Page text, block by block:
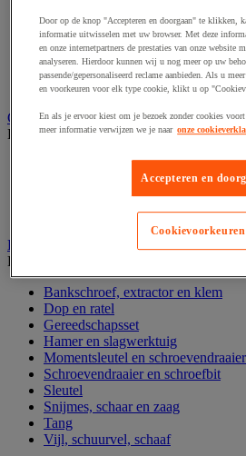
Batterij, oplader en kabel
Elektrische kabel
Elektrische uitrusting
Verlengsnoer, stekkerdoos en
Wandcontactdoos en schakelaar
Gereedschap opbergen
Bekijk de hele productgroep
Assortimentsdoos en
Gereedschapskist en opbergtas
Gereedschapskoffer en versterkte
Verrijdbare werktafel
Handgereedschap
Bekijk de hele productgroep
Bankschroef, extractor en klem
Dop en ratel
Gereedschapsset
Hamer en slagwerktuig
Momentsleutel en schroevendraaier
Schroevendraaier en schroefbit
Sleutel
Snijmes, schaar en zaag
Tang
Vijl, schuurvel, schaaf
Door op de knop "Accepteren en doorgaan" te klikken,
informatie uitwisselen met uw browser. Met deze
en onze internetpartners de prestaties van onze website
analyseren. Hierdoor kunnen wij u nog meer op uw
passende/gepersonaliseerd reclame aanbieden. Als u
en voorkeuren voor elk type cookie, klikt u op
En als je ervoor kiest om je bezoek zonder cookies
meer informatie verwijzen we je naar onze
Accepteren en
Cookievoorkeuren